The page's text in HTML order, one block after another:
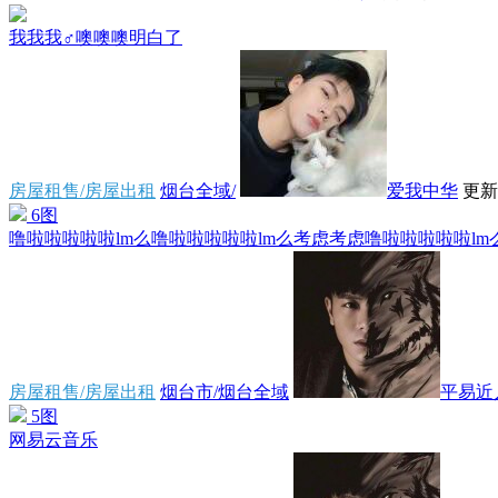
我我我‍♂️噢噢噢明白了
房屋租售/房屋出租 烟台全域/ 爱我中华 更
6图
噜啦啦啦啦啦lm么噜啦啦啦啦啦lm么考虑考虑噜啦啦啦啦啦lm
房屋租售/房屋出租 烟台市/烟台全域
平易近
5图
网易云音乐